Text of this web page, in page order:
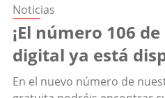
Noticias
¡El número 106
digital ya está
En el nuevo número de